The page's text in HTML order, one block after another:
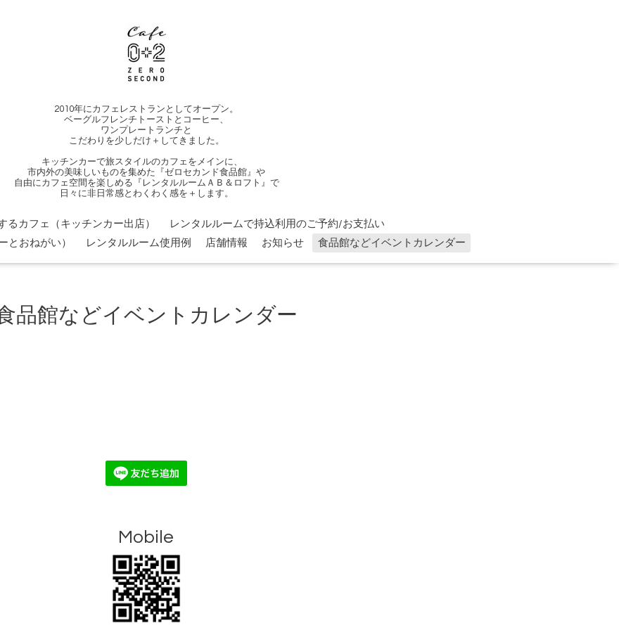
2010年にカフェレストランとしてオープン。
ベーグルフレンチトーストとコーヒー、
ワンプレートランチと
こだわりを少しだけ＋してきました。
キッチンカーで旅スタイルのカフェをメインに、
市内外の美味しいものを集めた『ゼロセカンド食品館』や
自由にカフェ空間を楽しめる『レンタルルームＡＢ＆ロフト』で
日々に非日常感とわくわく感を＋します。
るカフェ（キッチンカー出店）
レンタルルームで持込利用のご予約/お支払い
とおねがい）
レンタルルーム使用例 店舗情報 お知らせ 食品館などイベントカレンダー
品館などイベントカレンダー
Mobile